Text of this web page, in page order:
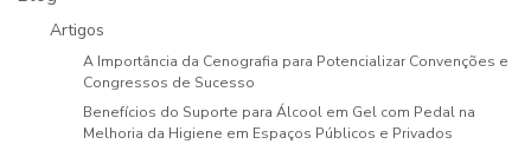
Artigos
A Importância da Cenografia para Potencializar Convenções e
Congressos de Sucesso
Benefícios do Suporte para Álcool em Gel com Pedal na
Melhoria da Higiene em Espaços Públicos e Privados